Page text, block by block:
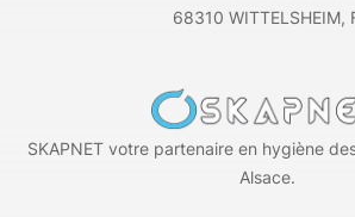
68310 WITTELSHEIM,
SKAPNET votre partenaire en hygiène
Alsace.